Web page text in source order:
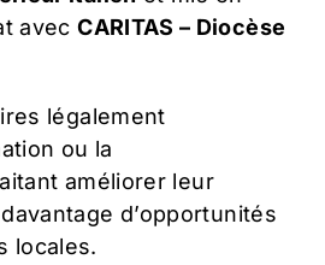
avecCARITAS – Diocèse
légalement
ou la
améliorer leur
d’opportunités
locales.